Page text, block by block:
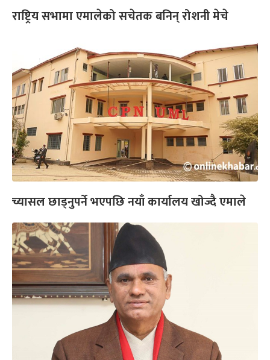
राष्ट्रिय सभामा एमालेको सचेतक बनिन् रोशनी मेचे
च्यासल छाड्नुपर्ने भएपछि नयाँ कार्यालय खोज्दै एमाले